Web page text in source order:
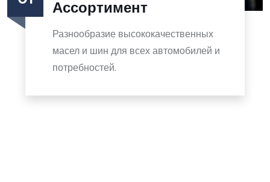
Ассортимент
Разнообразие высококачественных
масел и шин для всех автомобилей и
потребностей.